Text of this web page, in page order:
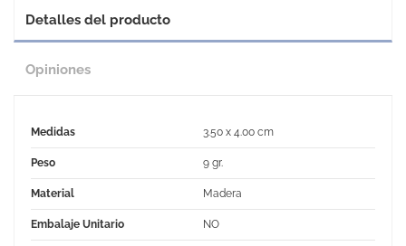
Detalles del producto
Opiniones
Medidas 3.50 x 4.00 cm
Peso 9 gr.
Material Madera
Embalaje Unitario NO